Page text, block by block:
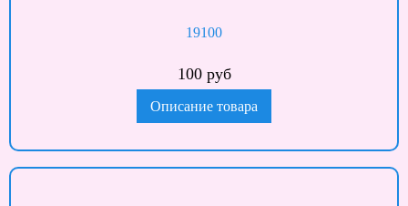
19100
100 руб
Описание товара